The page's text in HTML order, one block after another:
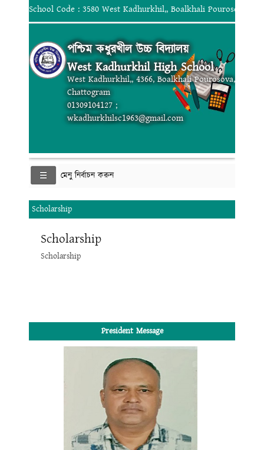
School Code : 3580 West Kadhurkhil,, Boalkhali Pourosova,
পশ্চিম কধুরখীল উচ্চ বিদ্যালয়
West Kadhurkhil High School
West Kadhurkhil,, 4366, Boalkhali Pourosova,
Chattogram
01309104127 ;
wkadhurkhilsc1963@gmail.com
মেনু নির্বাচন করুন
Scholarship
Scholarship
Scholarship
President Message